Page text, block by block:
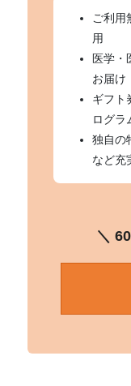
ご利用
用
医学・
お届け
ギフト
ログラ
独自の
など充
＼